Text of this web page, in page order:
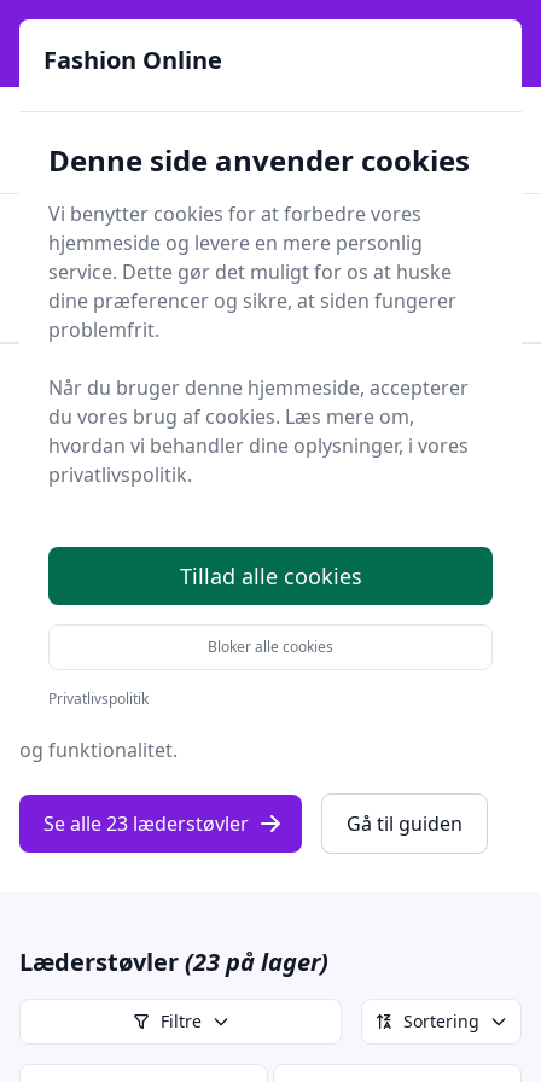
Fashion Online - Din genvej til stil, trends og smarte fund
online siden 2017
Lynhurtig levering ⭐⭐⭐⭐⭐✨981 forskellige produkttyper
Fashion Online
Søg
Forside Tøj og Accessories Sko Læderstøvler
Læderstøvler - 23 på
lager
Når det kommer til fodtøj, erlæderstøvler
ikoner, som har bevaret deres popularitet gennem
årtier.
Disse stilfulde og alsidige støvler er et must-have i
og funktionalitet.
Se alle 23 læderstøvler Gå til guiden
Læderstøvler(23 på lager)
Filtre Sortering
Fashion Online
Denne side anvender cookies
Vi benytter cookies for at forbedre vores
hjemmeside og levere en mere personlig
service. Dette gør det muligt for os at huske
dine præferencer og sikre, at siden fungerer
problemfrit.
Når du bruger denne hjemmeside, accepterer
du vores brug af cookies. Læs mere om,
hvordan vi behandler dine oplysninger, i vores
privatlivspolitik.
Tillad alle cookies
Bloker alle cookies
Privatlivspolitik